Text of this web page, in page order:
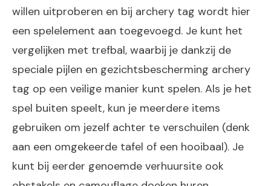
willen uitproberen en bij archery tag wordt hier
een spelelement aan toegevoegd. Je kunt het
vergelijken met trefbal, waarbij je dankzij de
speciale pijlen en gezichtsbescherming archery
tag op een veilige manier kunt spelen. Als je het
spel buiten speelt, kun je meerdere items
gebruiken om jezelf achter te verschuilen (denk
aan een omgekeerde tafel of een hooibaal). Je
kunt bij eerder genoemde verhuursite ook